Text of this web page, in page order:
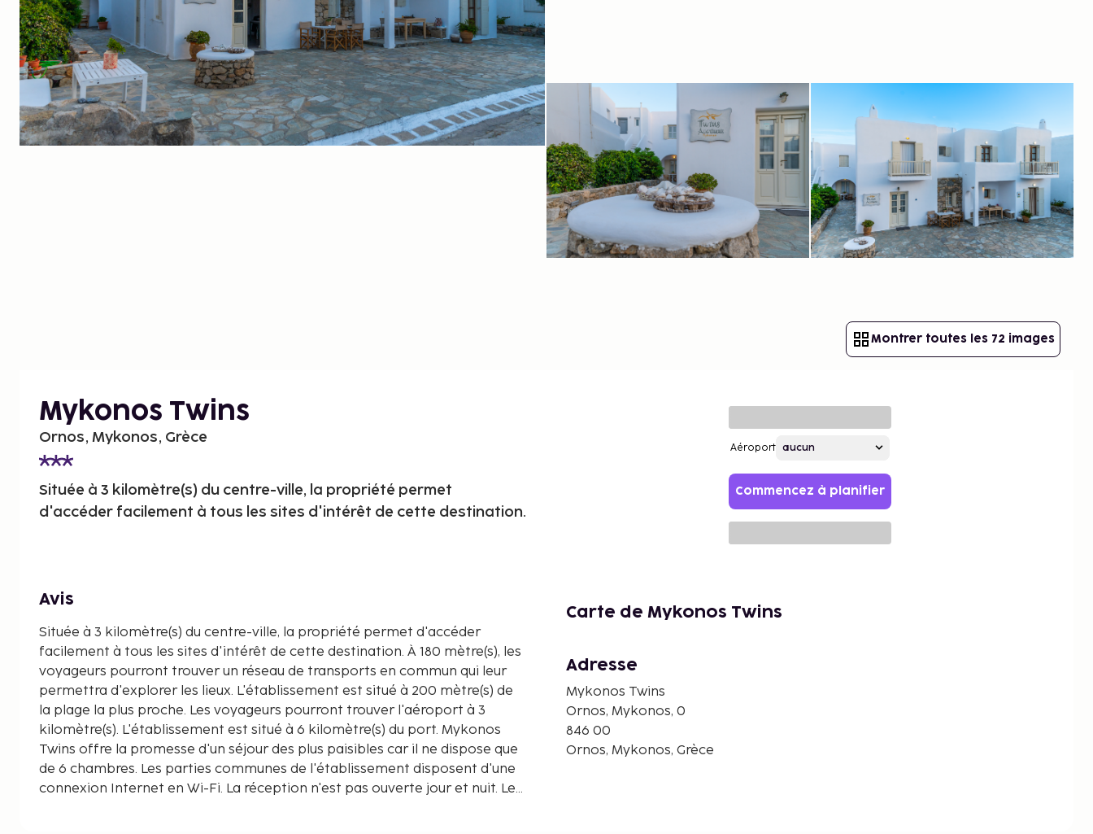
Montrer toutes les 72 images
Mykonos Twins
Ornos, Mykonos, Grèce
Située à 3 kilomètre(s) du centre-ville, la propriété permet
d'accéder facilement à tous les sites d'intérêt de cette destination.
Aéroport
Commencez à planifier
Avis
Située à 3 kilomètre(s) du centre-ville, la propriété permet d'accéder
facilement à tous les sites d'intérêt de cette destination. À 180 mètre(s), les
voyageurs pourront trouver un réseau de transports en commun qui leur
permettra d'explorer les lieux. L'établissement est situé à 200 mètre(s) de
la plage la plus proche. Les voyageurs pourront trouver l'aéroport à 3
kilomètre(s). L'établissement est situé à 6 kilomètre(s) du port. Mykonos
Twins offre la promesse d'un séjour des plus paisibles car il ne dispose que
de 6 chambres. Les parties communes de l'établissement disposent d'une
connexion Internet en Wi-Fi. La réception n'est pas ouverte jour et nuit. Les
Carte de Mykonos Twins
Adresse
Mykonos Twins
Ornos, Mykonos, 0
846 00
Ornos, Mykonos, Grèce